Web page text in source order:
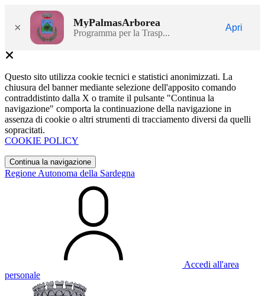
× MyPalmasArborea
Programma per la Trasp...
Apri
Questo sito utilizza cookie tecnici e statistici anonimizzati. La
chiusura del banner mediante selezione dell'apposito comando
contraddistinto dalla X o tramite il pulsante "Continua la
navigazione" comporta la continuazione della navigazione in
assenza di cookie o altri strumenti di tracciamento diversi da quelli
sopracitati.
COOKIE POLICY
Continua la navigazione
Regione Autonoma della Sardegna
Accedi all'area
personale